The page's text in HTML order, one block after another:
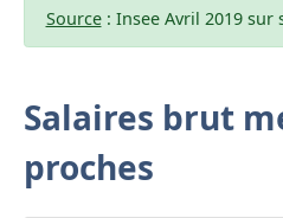
Source: Insee Avril 2019 sur
Salaires brut
proches